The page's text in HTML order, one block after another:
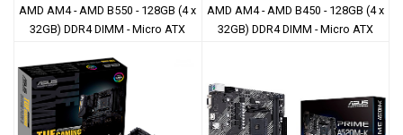
AMD AM4 - AMD B550 - 128GB (4 x
32GB) DDR4 DIMM - Micro ATX
AMD AM4 - AMD B450 - 128GB (4 x
32GB) DDR4 DIMM - Micro ATX